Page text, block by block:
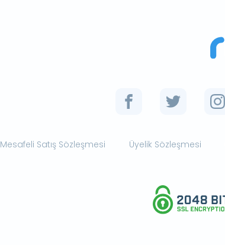
Mesafeli Satış Sözleşmesi Üyelik Sözleşmesi